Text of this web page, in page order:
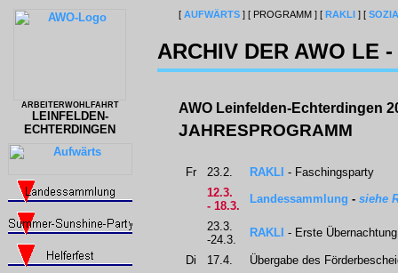
[ AUFWÄRTS ] [ PROGRAMM ] [ RAKLI ] [
ARCHIV DER AWO LE -
ARBEITERWOHLFAHRT
LEINFELDEN-
ECHTERDINGEN
AWO Leinfelden-Echterdingen
JAHRESPROGRAMM
Fr 23.2. RAKLI - Faschingsparty
12.3.
- 18.3.
Landessammlung - siehe
23.3.
-24.3.
RAKLI - Erste Übernachtung
Di 17.4.
Übergabe des